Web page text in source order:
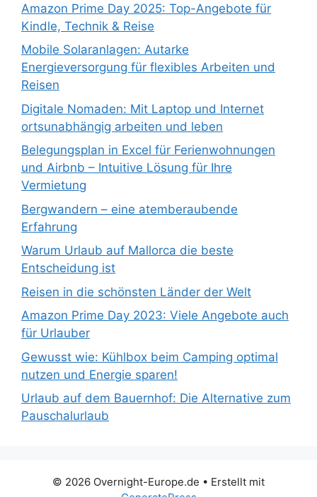
Amazon Prime Day 2025: Top-Angebote für
Kindle, Technik & Reise
Mobile Solaranlagen: Autarke
Energieversorgung für flexibles Arbeiten und
Reisen
Digitale Nomaden: Mit Laptop und Internet
ortsunabhängig arbeiten und leben
Belegungsplan in Excel für Ferienwohnungen
und Airbnb – Intuitive Lösung für Ihre
Vermietung
Bergwandern – eine atemberaubende
Erfahrung
Warum Urlaub auf Mallorca die beste
Entscheidung ist
Reisen in die schönsten Länder der Welt
Amazon Prime Day 2023: Viele Angebote auch
für Urlauber
Gewusst wie: Kühlbox beim Camping optimal
nutzen und Energie sparen!
Urlaub auf dem Bauernhof: Die Alternative zum
Pauschalurlaub
© 2026 Overnight-Europe.de • Erstellt mit